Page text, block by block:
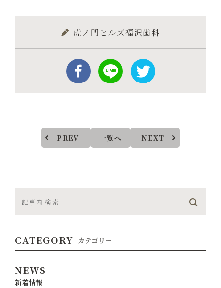
虎ノ門ヒルズ福沢歯科
PREV 一覧へ NEXT
CATEGORY カテゴリー
NEWS
新着情報